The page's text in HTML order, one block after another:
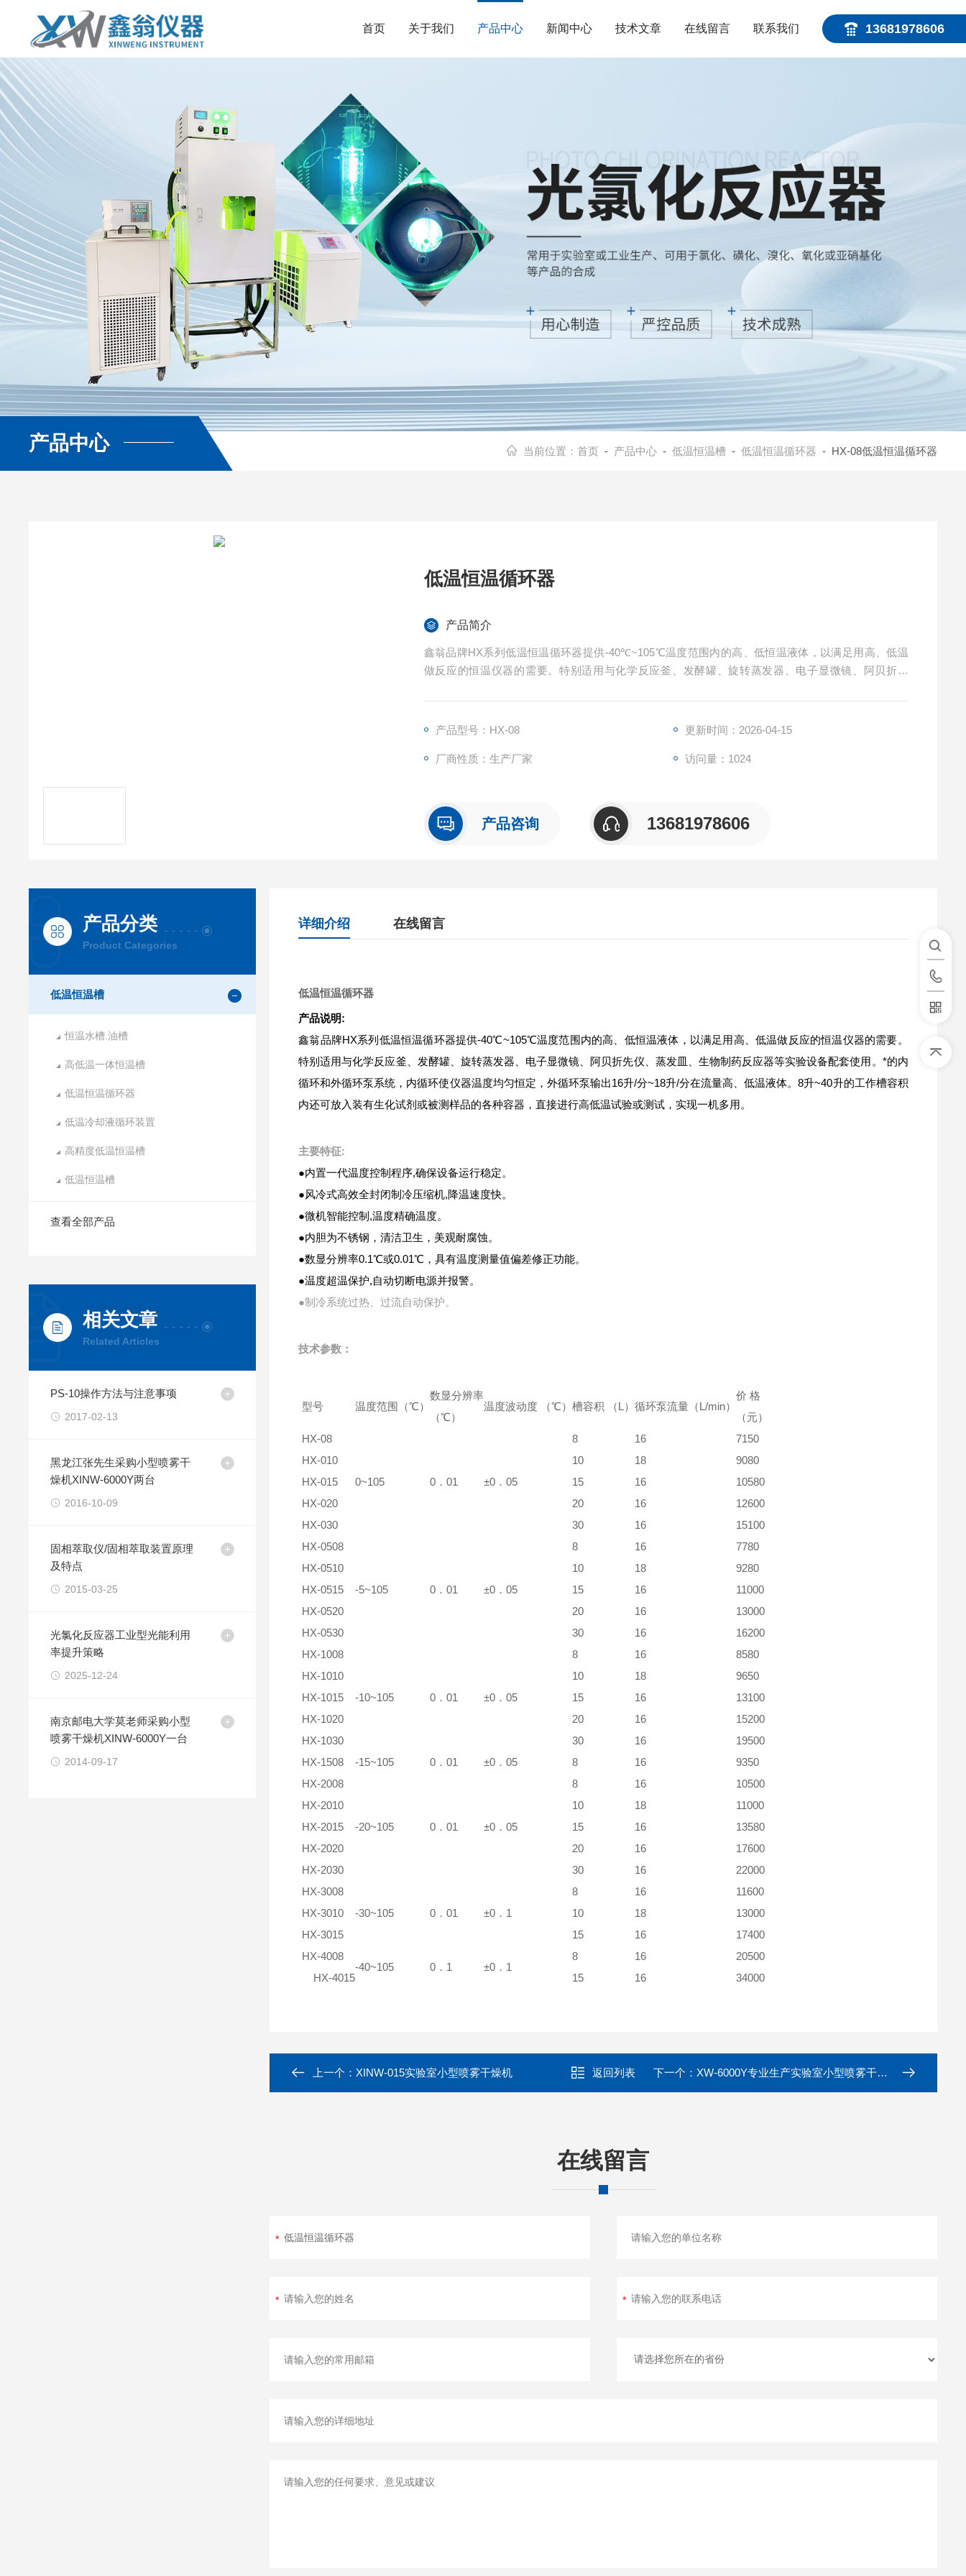
13681978606
首页 关于我们 产品中心 新闻中心 技术文章 在线留言 联系我们
查看更多
产品中心 当前位置： 首页 - 产品中心- 低温恒温槽- 低温恒温循环器 - HX-08低温恒温循环器
低温恒温循环器
产品简介
鑫翁品牌HX系列低温恒温循环器提供-40℃~105℃温度范围内的高、低恒温液体，以满足用高、低温
做反应的恒温仪器的需要。特别适用与化学反应釜、发酵罐、旋转蒸发器、电子显微镜、阿贝折先
产品型号：HX-08 更新时间：2026-04-15
厂商性质：生产厂家 访问量：1024
产品咨询 13681978606
产品分类
Product Categories
低温恒温槽
恒温水槽.油槽
高低温一体恒温槽
低温恒温循环器
低温冷却液循环装置
高精度低温恒温槽
低温恒温槽
查看全部产品
相关文章
Related Articles
PS-10操作方法与注意事项
2017-02-13
黑龙江张先生采购小型喷雾干
燥机XINW-6000Y两台
2016-10-09
固相萃取仪/固相萃取装置原理
及特点
2015-03-25
光氯化反应器工业型光能利用
率提升策略
2025-12-24
南京邮电大学莫老师采购小型
喷雾干燥机XINW-6000Y一台
2014-09-17
详细介绍 在线留言
低温恒温循环器
产品说明:
鑫翁品牌HX系列低温恒温循环器提供-40℃~105℃温度范围内的高、低恒温液体，以满足用高、低温做反应的恒温仪器的需要。
特别适用与化学反应釜、发酵罐、旋转蒸发器、电子显微镜、阿贝折先仪、蒸发皿、生物制药反应器等实验设备配套使用。*的内
循环和外循环泵系统，内循环使仪器温度均匀恒定，外循环泵输出16升/分~18升/分在流量高、低温液体。8升~40升的工作槽容积
内还可放入装有生化试剂或被测样品的各种容器，直接进行高低温试验或测试，实现一机多用。
主要特征:
●内置一代温度控制程序,确保设备运行稳定。
●风冷式高效全封闭制冷压缩机,降温速度快。
●微机智能控制,温度精确温度。
●内胆为不锈钢，清洁卫生，美观耐腐蚀。
●数显分辨率0.1℃或0.01℃，具有温度测量值偏差修正功能。
●温度超温保护,自动切断电源并报警。
●制冷系统过热、过流自动保护。
技术参数：
型号 温度范围（℃）
数显分辨率
（℃）
温度波动度 （℃）槽容积 （L）循环泵流量（L/min）
价 格
（元）
HX-08
0~105 0．01 ±0．05
8 16
7150
HX-010
10 18
9080
HX-015
15 16
10580
HX-020
20 16
12600
HX-030
30 16
15100
HX-0508
-5~105 0．01 ±0．05
8 16
7780
HX-0510
10 18
9280
HX-0515
15 16
11000
HX-0520
20 16
13000
HX-0530
30 16
16200
HX-1008
-10~105 0．01 ±0．05
8 16
8580
HX-1010
10 18
9650
HX-1015
15 16
13100
HX-1020
20 16
15200
HX-1030
30 16
19500
HX-1508
-15~105 0．01 ±0．05 8 16
9350
HX-2008
-20~105 0．01 ±0．05
8 16
10500
HX-2010
10 18
11000
HX-2015
15 16
13580
HX-2020
20 16
17600
HX-2030
30 16
22000
HX-3008
-30~105
0．01 ±0．1
8 16
11600
HX-3010
10 18
13000
HX-3015
15 16
17400
HX-4008
-40~105
0．1 ±0．1
8 16
20500
HX-4015
15 16 34000
上一个：XINW-015实验室小型喷雾干燥机 返回列表 下一个： XW-6000Y专业生产实验室小型喷雾干燥机
在线留言